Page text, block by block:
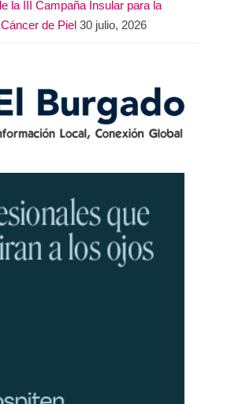
la III Campaña Insular para la
de Piel 30 julio, 2026